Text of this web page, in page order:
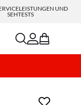
UND
SEHTESTS
searchaccount
bag